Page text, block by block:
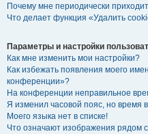
Почему мне периодически
Что делает функция «Удалить
Параметры и настройки
Как мне изменить мои настройки?
Как избежать появления моего
конференции»?
На конференции неправильное
Я изменил часовой пояс, но время
Моего языка нет в списке!
Что означают изображения рядом